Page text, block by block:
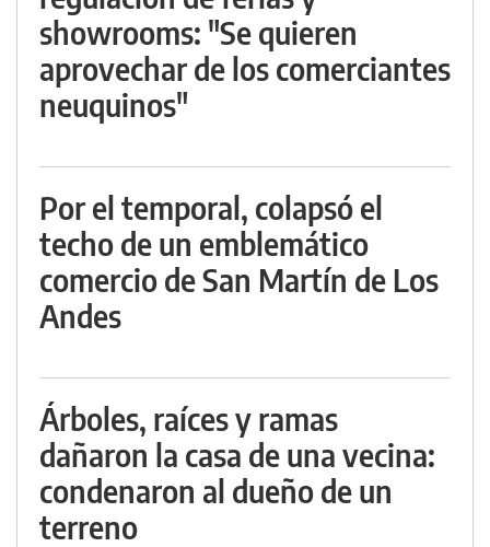
showrooms: "Se quieren
aprovechar de los comerciantes
neuquinos"
Por el temporal, colapsó el
techo de un emblemático
comercio de San Martín de Los
Andes
Árboles, raíces y ramas
dañaron la casa de una vecina:
condenaron al dueño de un
terreno